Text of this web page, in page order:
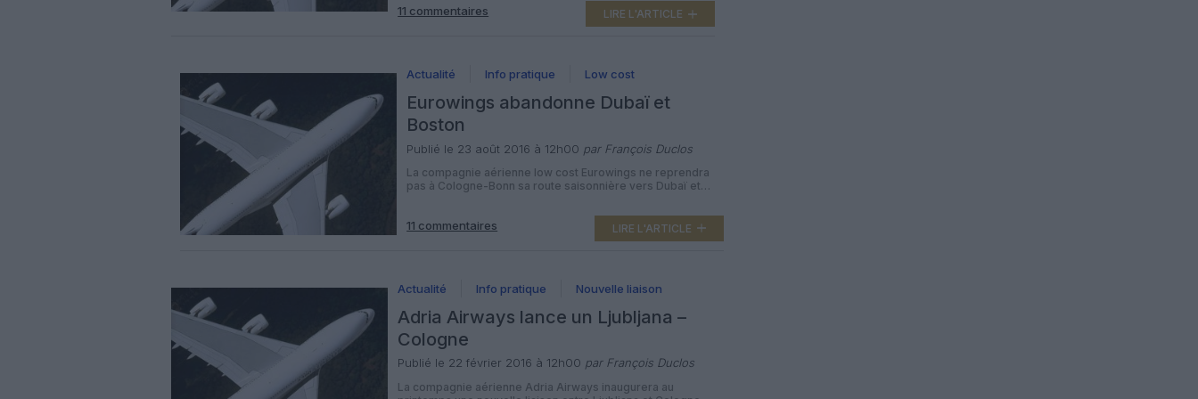
filiale de Lufthansa spécialisée dans le vol pas cher
proposera deux vols par semaine entre sa base à
11 commentaires LIRE L'ARTICLE
Actualité Info pratique Low cost
Eurowings abandonne Dubaï et
Boston
Publié le 23 août 2016 à 12h00 par François Duclos
La compagnie aérienne low cost Eurowings ne reprendra
pas à Cologne-Bonn sa route saisonnière vers Dubaï et
du programme long-courrier » pendant les mois à venir. La
filiale low cost long-courrier de Lufthansa avait inauguré en
décembre dernier trois vols par semaine entre sa base […]
11 commentaires LIRE L'ARTICLE
Actualité Info pratique Nouvelle liaison
Adria Airways lance un Ljubljana –
Cologne
Publié le 22 février 2016 à 12h00 par François Duclos
La compagnie aérienne Adria Airways inaugurera au